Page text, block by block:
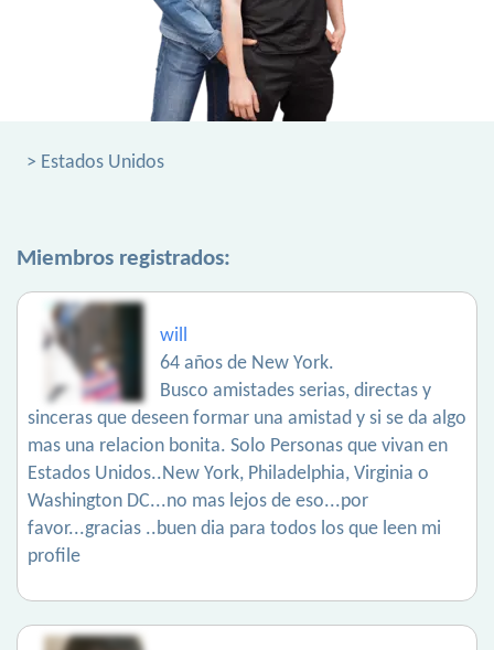
> Estados Unidos
Miembros registrados:
will
64 años de New York.
Busco amistades serias, directas y
sinceras que deseen formar una amistad y si se da algo
mas una relacion bonita. Solo Personas que vivan en
Estados Unidos..New York, Philadelphia, Virginia o
Washington DC...no mas lejos de eso...por
favor...gracias ..buen dia para todos los que leen mi
profile